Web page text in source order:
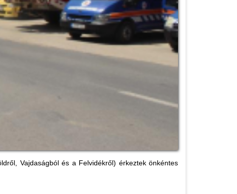
Vajdaságból és a Felvidékről) érkeztek önkéntes